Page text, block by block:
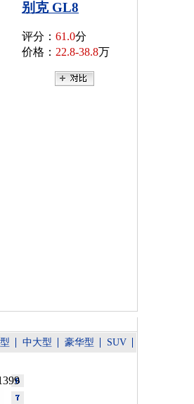
别克 GL8
评分： 61.0分
价格： 22.8-38.8万
中大型 豪华型 SUV